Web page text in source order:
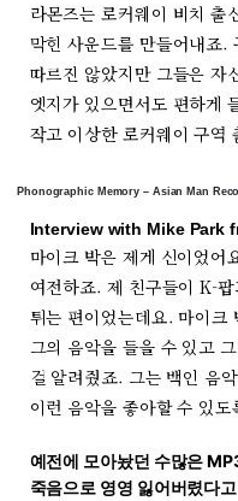
라몬즈는 로커웨이 비치 출
막힌 사운드를 만들어내죠.
따르진 않았지만 그들은 자
엣지가 있으면서도 편하게
작고 이상한 로커웨이 구역
Phonographic Memory – Asian Man
Interview with Mike Park
마이크 박은 제게 신이었어
여전하죠. 제 친구들이 K-
튀는 편이었는데요. 마이크
그의 음악을 들을 수 있고
걸 알려줬죠. 그는 백인 음
이런 음악을 좋아할 수 있
예전에 모아놨던 수많은
죽음으로 영영 잃어버렸다